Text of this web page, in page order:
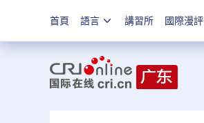
首頁 語言 講習所 國際漫評